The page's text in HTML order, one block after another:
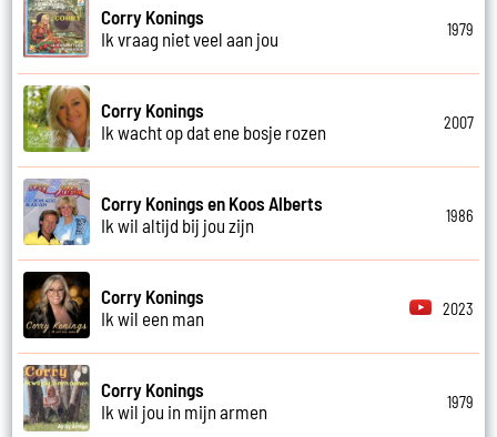
Corry Konings
Ik vraag niet veel aan jou
1979
Corry Konings
Ik wacht op dat ene bosje rozen
2007
Corry Konings en Koos Alberts
Ik wil altijd bij jou zijn
1986
Corry Konings
Ik wil een man
2023
Corry Konings
Ik wil jou in mijn armen
1979